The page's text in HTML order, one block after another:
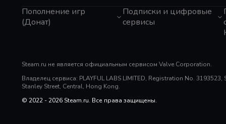
Пополнение игр
(Донат)
Genshin Impact
Super SUS
PUBG Mobile
Free Fire
Whiteout Survival
Подписки и цифровые
сервисы
Telegram Премиум
Rewarble
Razer Gold
Poppo Live
Steam.ru не является официальным сервисом Valve Corporation.
Владелец сервиса: PLAYFUL LABS LIMITED, Registration No.
Stanley Street, Central, Hong Kong.
© 2022 - 2026 Steam.ru. Все права защищены.